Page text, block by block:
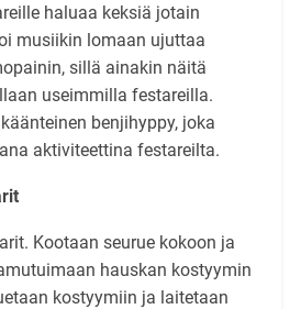
haluaa keksiä jotain
musiikin lomaan ujuttaa
sillä ainakin näitä
useimmilla festareilla.
benjihyppy, joka
aktiviteettina festareilta.
Kootaan seurue kokoon ja
hauskan kostyymin
kostyymiin ja laitetaan